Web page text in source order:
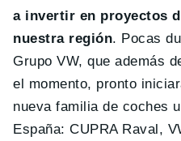
a invertir en proyectos
nuestra región. Pocas
Grupo VW, que además
el momento, pronto
nueva familia de coches
España: CUPRA Raval,